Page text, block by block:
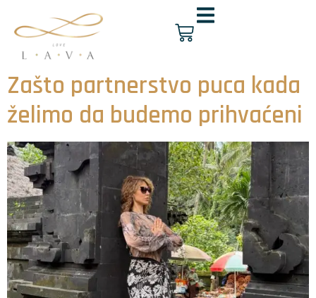
Zašto partnerstvo puca kada
želimo da budemo prihvaćeni